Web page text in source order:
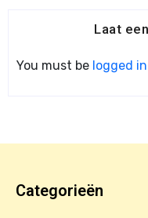
Laat
You must be logged in
Categorieën